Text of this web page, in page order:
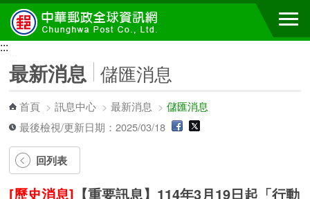
跳到主要內容區塊
:::
最新消息 儲匯消息
首頁 >訊息中心 >最新消息 >儲匯消息
最後檢視/更新日期：2025/03/18
回列表
[歷史消息] 【重要訊息】114年3月19日起「行動